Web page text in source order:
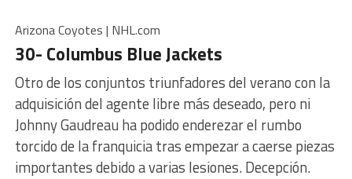
Arizona Coyotes | NHL.com
30- Columbus Blue Jackets
Otro de los conjuntos triunfadores del verano con la
adquisición del agente libre más deseado, pero ni
Johnny Gaudreau ha podido enderezar el rumbo
torcido de la franquicia tras empezar a caerse piezas
importantes debido a varias lesiones. Decepción.